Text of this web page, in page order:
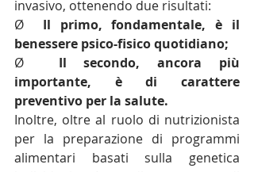
invasivo, ottenendo due risultati:
Ø Il primo, fondamentale, è il
benessere psico-fisico quotidiano;
Ø Il secondo, ancora più
importante, è di carattere
preventivo per la salute.
Inoltre, oltre al ruolo di nutrizionista
per la preparazione di programmi
alimentari basati sulla genetica